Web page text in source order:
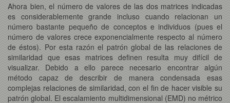
Ahora bien, el número de valores de las dos matrices indicadas
es considerablemente grande incluso cuando relacionan un
número bastante pequeño de conceptos e individuos (pues el
número de valores crece exponencialmente respecto al número
de éstos). Por esta razón el patrón global de las relaciones de
similaridad que esas matrices definen resulta muy difícil de
visualizar. Debido a ello parece necesario encontrar algún
método capaz de describir de manera condensada esas
complejas relaciones de similaridad, con el fin de hacer visible su
patrón global. El escalamiento multidimensional (EMD) no métrico